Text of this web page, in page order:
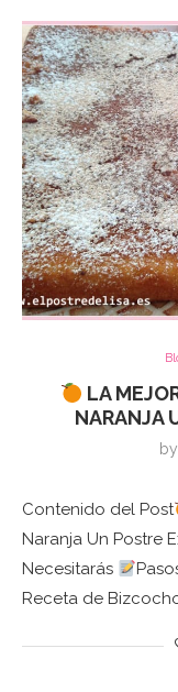
LA
NARANJA
by
Contenido del Post
Naranja Un Postre
Necesitarás
Receta de